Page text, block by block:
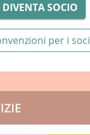
DIVENTA SOCIO
per i soci